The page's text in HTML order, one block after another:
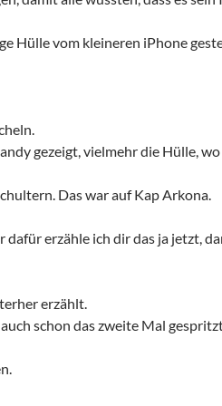
Hülle vom kleineren iPhone
gezeigt, vielmehr die Hülle,
Das war auf Kap Arkona.
erzähle ich dir das ja jetzt,
erzählt.
schon das zweite Mal